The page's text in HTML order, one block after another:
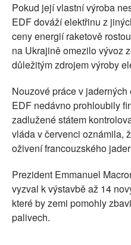
Pokud její vlastní výroba
EDF dováží elektřinu z
ceny energií raketově
na Ukrajině omezilo vývoz
důležitým zdrojem výroby
Nouzové práce v
EDF nedávno prohloubily
zadlužené státem
vláda v červenci oznámila,
oživení francouzského
Prezident Emmanuel
vyzval k výstavbě až 14
které by zemi pomohly
palivech.